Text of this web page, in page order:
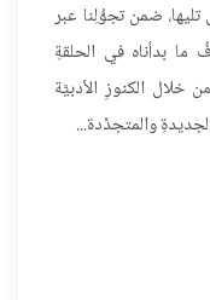
ضمن تجوُّلِنا عبر
ما بدأناه في الحلقةِ
خلال الكنوزِ الأدبيَّة
والمتجدِّدة...